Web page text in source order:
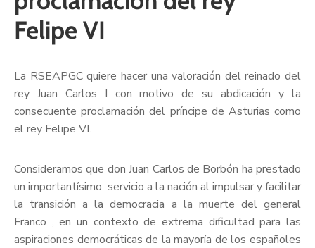
Felipe VI
La RSEAPGC quiere hacer una valoración del reinado del
rey Juan Carlos I con motivo de su abdicación y la
consecuente proclamación del príncipe de Asturias como
el rey Felipe VI.
Consideramos que don Juan Carlos de Borbón ha prestado
un importantísimo servicio a la nación al impulsar y facilitar
la transición a la democracia a la muerte del general
Franco , en un contexto de extrema dificultad para las
aspiraciones democráticas de la mayoría de los españoles